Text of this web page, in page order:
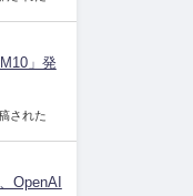
」発
された
OpenAI